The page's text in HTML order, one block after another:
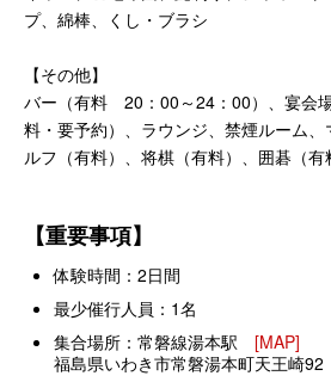
プ、綿棒、くし・ブラシ
【その他】
バー（有料 20：00～24：00）、宴会
料・要予約）、ラウンジ、禁煙ルーム
ルフ（有料）、将棋（有料）、囲碁（有
【重要事項】
体験時間：2日間
最少催行人員：1名
集合場所：常磐線湯本駅 [MAP]
福島県いわき市常磐湯本町天王崎92